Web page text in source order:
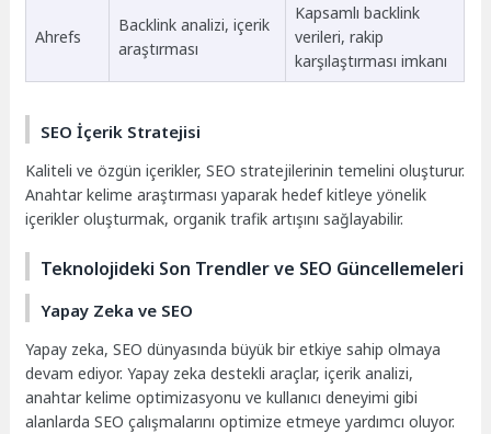
Ahrefs
Backlink analizi, içerik
araştırması
Kapsamlı backlink
verileri, rakip
karşılaştırması imkanı
SEO İçerik Stratejisi
Kaliteli ve özgün içerikler, SEO stratejilerinin temelini oluşturur.
Anahtar kelime araştırması yaparak hedef kitleye yönelik
içerikler oluşturmak, organik trafik artışını sağlayabilir.
Teknolojideki Son Trendler ve SEO Güncellemeleri
Yapay Zeka ve SEO
Yapay zeka, SEO dünyasında büyük bir etkiye sahip olmaya
devam ediyor. Yapay zeka destekli araçlar, içerik analizi,
anahtar kelime optimizasyonu ve kullanıcı deneyimi gibi
alanlarda SEO çalışmalarını optimize etmeye yardımcı oluyor.